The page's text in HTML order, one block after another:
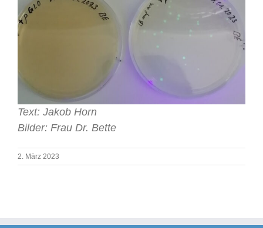
Text: Jakob Horn
Bilder: Frau Dr. Bette
2. März 2023